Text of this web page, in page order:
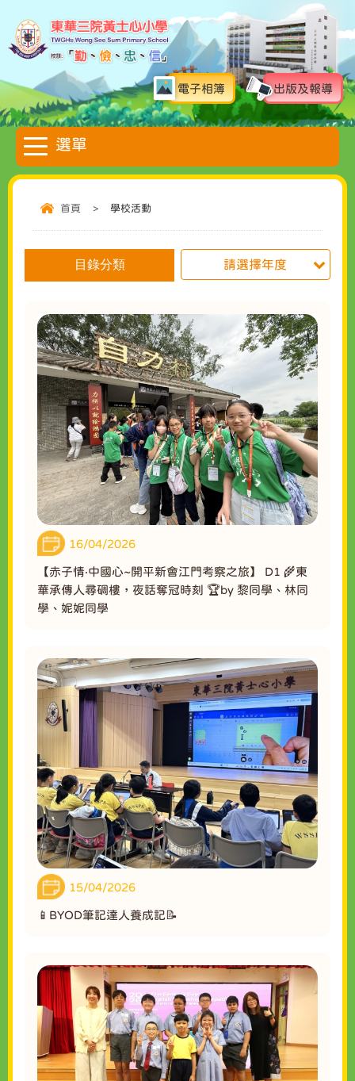
電子相簿 出版及報導
首頁 > 學校活動
請選擇年度
目錄分類
16/04/2026
【赤子情‧中國心~開平新會江門考察之旅】 D1 🌾東
華承傳人尋碉樓，夜話奪冠時刻 🏆by 黎同學、林同
學、妮妮同學
15/04/2026
📱BYOD筆記達人養成記📝